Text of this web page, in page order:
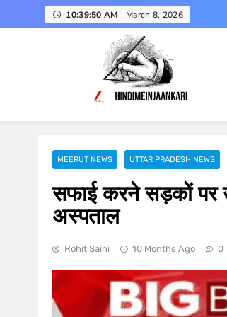
to
10:39:51 AM March 8, 2026
MEERUT NEWS UTTAR PRADESH NEWS
सफाई करने सड़कों पर
अस्पताल
Rohit Saini 10 Months Ago 0